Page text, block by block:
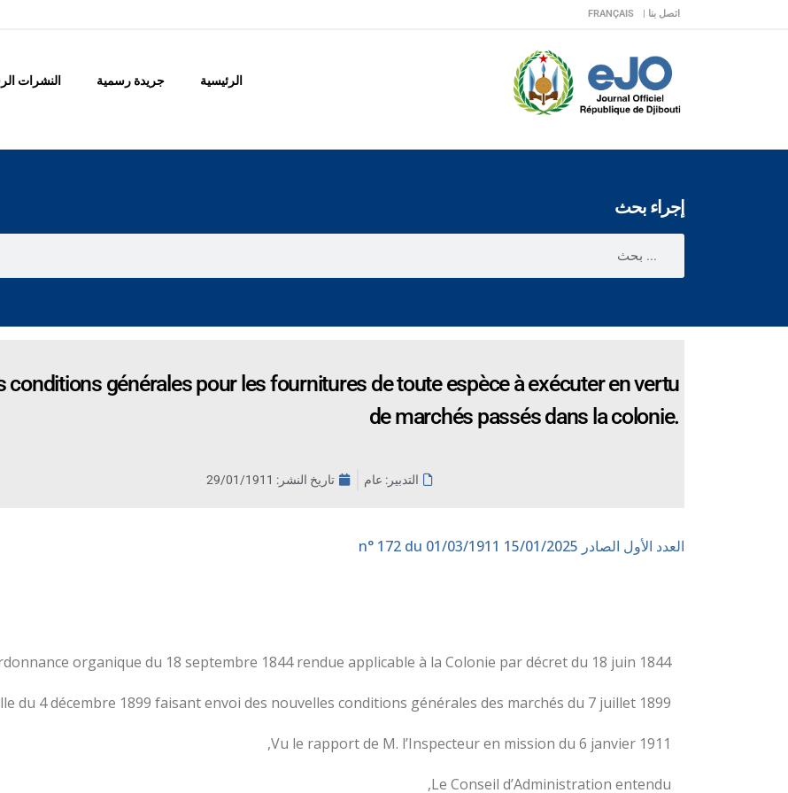
اتصل بنا | FRANÇAIS
الرئيسية جريدة رسمية النشرات
إجراء بحث
générales pour les fournitures de toute espèce à exécuter en vertu
de marchés passés dans la colonie.
التدبير: عام تاريخ النشر: 29/01/1911
العدد الأول الصادر 15/01/2025
organique du 18 septembre 1844 rendue applicable à la Colonie par décret du 18 juin 1844.
du 4 décembre 1899 faisant envoi des nouvelles conditions générales des marchés du 7 juillet 1899 ;
Vu le rapport de M. l’Inspecteur en mission du 6 janvier 1911,
Le Conseil d’Administration entendu,